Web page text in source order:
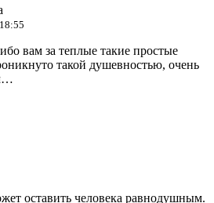
вам за теплые такие простые
такой душевностью, очень
оставить человека равнодушным.